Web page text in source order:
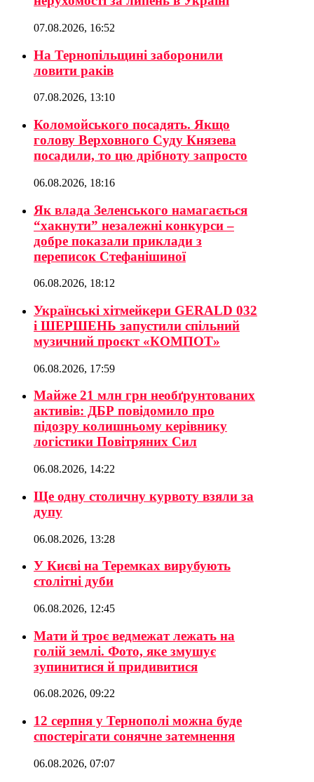
07.08.2026, 16:52
На Тернопільщині заборонили
ловити раків
07.08.2026, 13:10
Коломойського посадять. Якщо
голову Верховного Суду Князева
посадили, то цю дрібноту запросто
06.08.2026, 18:16
Як влада Зеленського намагається
“хакнути” незалежні конкурси –
добре показали приклади з
переписок Стефанішиної
06.08.2026, 18:12
Українські хітмейкери GERALD 032
і ШЕРШЕНЬ запустили спільний
музичний проєкт «КОМПОТ»
06.08.2026, 17:59
Майже 21 млн грн необґрунтованих
активів: ДБР повідомило про
підозру колишньому керівнику
логістики Повітряних Сил
06.08.2026, 14:22
Ще одну столичну курвоту взяли за
дупу
06.08.2026, 13:28
У Києві на Теремках вирубують
столітні дуби
06.08.2026, 12:45
Мати й троє ведмежат лежать на
голій землі. Фото, яке змушує
зупинитися й придивитися
06.08.2026, 09:22
12 серпня у Тернополі можна буде
спостерігати сонячне затемнення
06.08.2026, 07:07